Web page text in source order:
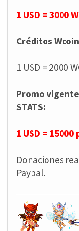
1 USD = 3000
Créditos
1 USD = 2000
Promo
STATS:
1 USD = 15000
Donaciones
Paypal.
❄